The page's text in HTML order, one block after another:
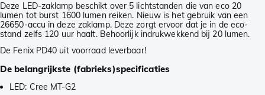
Deze LED-zaklamp beschikt over 5 lichtstanden die van eco 20
lumen tot burst 1600 lumen reiken. Nieuw is het gebruik van een
26650-accu in deze zaklamp. Deze zorgt ervoor dat je in de eco-
stand zelfs 120 uur haalt. Behoorlijk indrukwekkend bij 20 lumen.
De Fenix PD40 uit voorraad leverbaar!
De belangrijkste (fabrieks)specificaties
LED: Cree MT-G2